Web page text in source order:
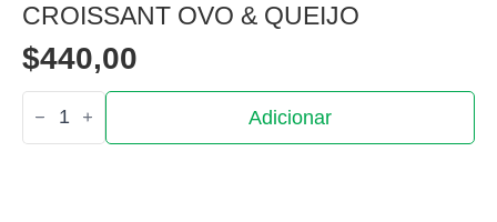
CROISSANT OVO & QUEIJO
$440,00
Quantidade
de
Croissant
Adicionar